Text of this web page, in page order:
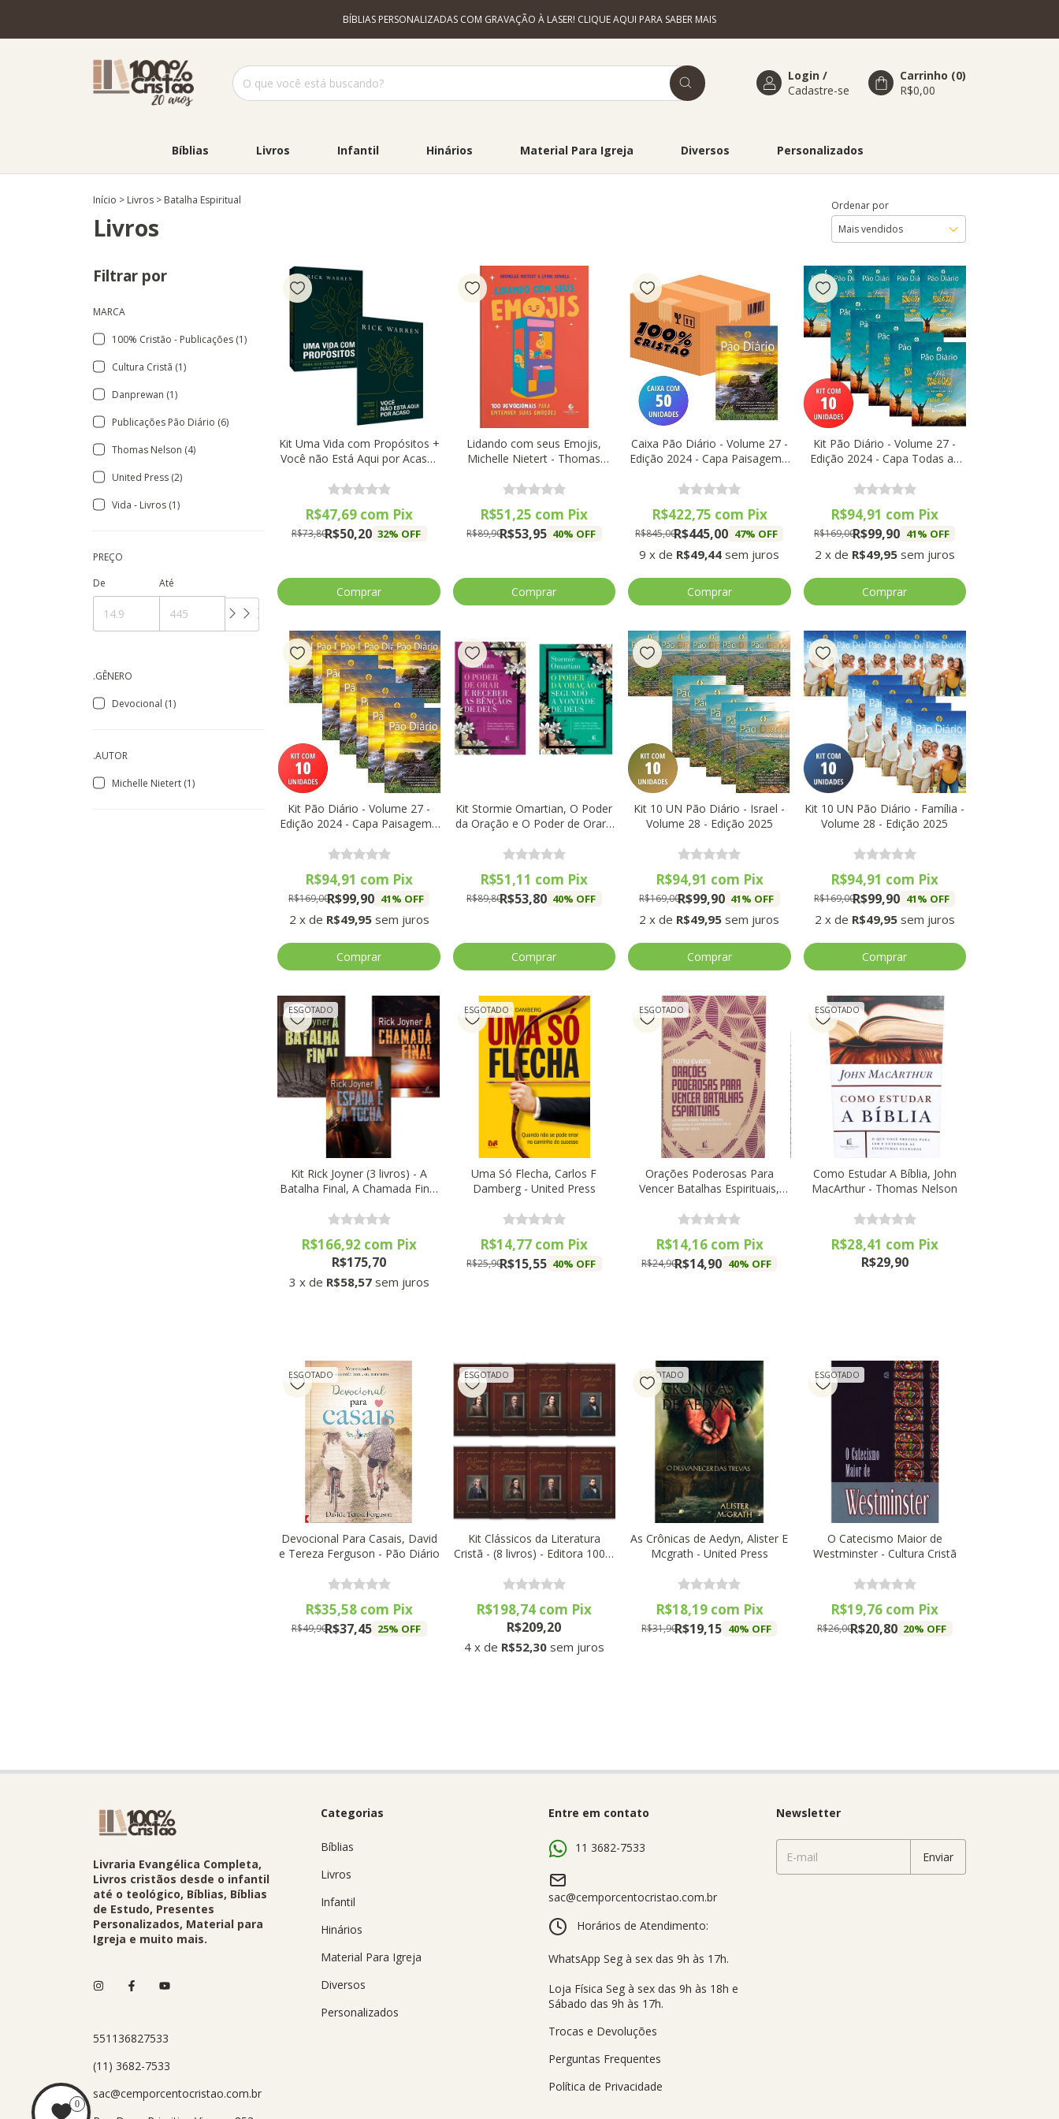
BÍBLIAS PERSONALIZADAS COM GRAVAÇÃO À LASER! CLIQUE AQUI PARA SABER MAIS
Login /
Cadastre-se
Carrinho (0)
R$0,00
Bíblias Livros Infantil Hinários Material Para Igreja Diversos Personalizados
Início > Livros > Batalha Espiritual
Livros
Ordenar por
Filtrar por
MARCA
100% Cristão - Publicações (1)
Cultura Cristã (1)
Danprewan (1)
Publicações Pão Diário (6)
Thomas Nelson (4)
United Press (2)
Vida - Livros (1)
PREÇO
De
Até
.GÊNERO
Devocional (1)
.AUTOR
Michelle Nietert (1)
Kit Uma Vida com Propósitos +
Você não Está Aqui por Acaso,
R$50,20
R$73,80 32% OFF
R$47,69 com Pix
Lidando com seus Emojis,
Michelle Nietert - Thomas
R$53,95
R$89,90 40% OFF
R$51,25 com Pix
Caixa Pão Diário - Volume 27 -
Edição 2024 - Capa Paisagem -
R$445,00
R$845,00 47% OFF
9 xde R$49,44 sem juros
R$422,75 com Pix
Kit Pão Diário - Volume 27 -
Edição 2024 - Capa Todas as
R$99,90
R$169,00 41% OFF
2 x de R$49,95 sem juros
R$94,91 com Pix
Kit Pão Diário - Volume 27 -
Edição 2024 - Capa Paisagem -
R$99,90
R$169,00 41% OFF
2 x de R$49,95 sem juros
R$94,91 com Pix
Kit Stormie Omartian, O Poder
da Oração e O Poder de Orar -
R$53,80
R$89,80 40% OFF
R$51,11 com Pix
Kit 10 UN Pão Diário - Israel -
Volume 28 - Edição 2025
R$99,90
R$169,00 41% OFF
2 xde R$49,95 sem juros
R$94,91 com Pix
Kit 10 UN Pão Diário - Família -
Volume 28 - Edição 2025
R$99,90
R$169,00 41% OFF
2 x de R$49,95 sem juros
R$94,91 com Pix
ESGOTADO
Kit Rick Joyner (3 livros) - A
Batalha Final, A Chamada Final
R$175,70
3 x de R$58,57 sem juros
R$166,92 com Pix
ESGOTADO
Uma Só Flecha, Carlos F
Damberg - United Press
R$15,55
R$25,90 40% OFF
R$14,77 com Pix
ESGOTADO
Orações Poderosas Para
Vencer Batalhas Espirituais,
R$14,90
R$24,90 40% OFF
R$14,16 com Pix
ESGOTADO
Como Estudar A Bíblia, John
MacArthur - Thomas Nelson
R$29,90
R$28,41 com Pix
ESGOTADO
Devocional Para Casais, David
e Tereza Ferguson - Pão Diário
R$37,45
R$49,90 25% OFF
R$35,58 com Pix
ESGOTADO
Kit Clássicos da Literatura
Cristã - (8 livros) - Editora 100%
R$209,20
4 x de R$52,30 sem juros
R$198,74 com Pix
ESGOTADO
As Crônicas de Aedyn, Alister E
Mcgrath - United Press
R$19,15
R$31,90 40% OFF
R$18,19 com Pix
ESGOTADO
O Catecismo Maior de
Westminster - Cultura Cristã
R$20,80
R$26,00 20% OFF
R$19,76 com Pix
Livraria Evangélica Completa,
Livros cristãos desde o infantil
até o teológico, Bíblias, Bíblias
de Estudo, Presentes
Personalizados, Material para
Igreja e muito mais.
551136827533
(11) 3682-7533
sac@cemporcentocristao.com.br
Categorias
Bíblias
Livros
Infantil
Hinários
Material Para Igreja
Diversos
Personalizados
Entre em contato
11 3682-7533
sac@cemporcentocristao.com.br
Horários de Atendimento:
Trocas e Devoluções
Perguntas Frequentes
Política de Privacidade
Newsletter
0